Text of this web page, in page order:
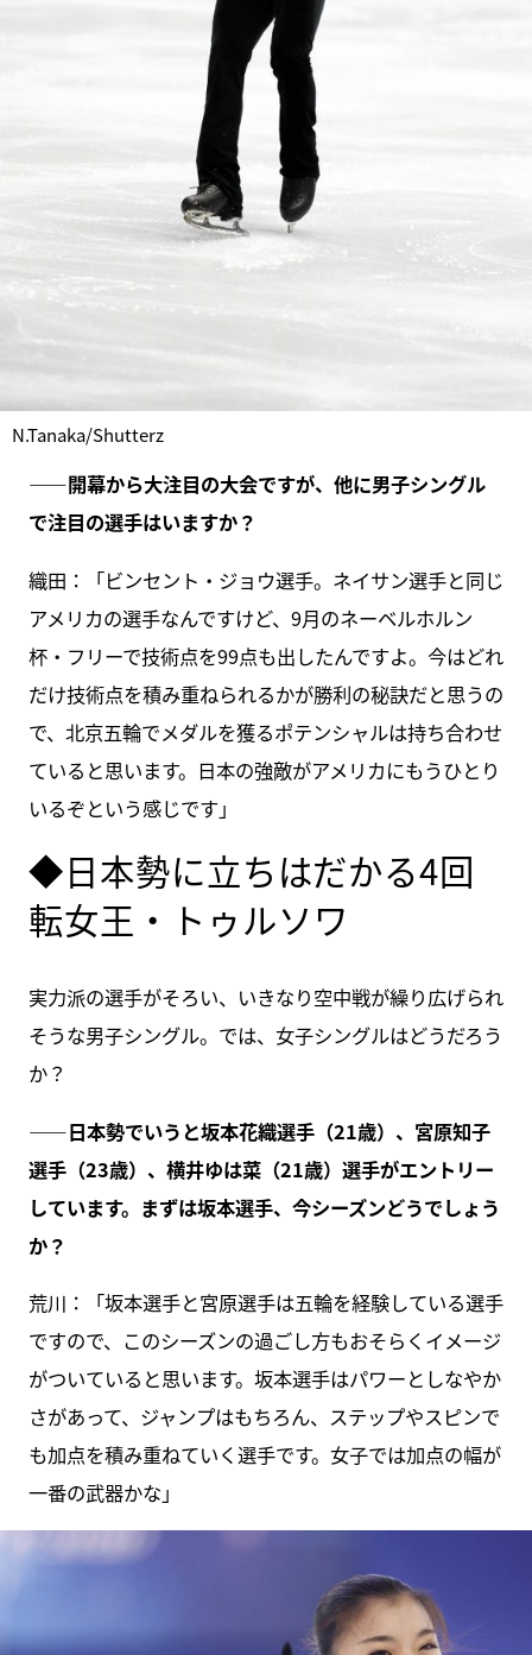
N.Tanaka/Shutterz
――開幕から大注目の大会ですが、他に男子シングル
で注目の選手はいますか？
織田：「ビンセント・ジョウ選手。ネイサン選手と同じ
アメリカの選手なんですけど、9月のネーベルホルン
杯・フリーで技術点を99点も出したんですよ。今はどれ
だけ技術点を積み重ねられるかが勝利の秘訣だと思うの
で、北京五輪でメダルを獲るポテンシャルは持ち合わせ
ていると思います。日本の強敵がアメリカにもうひとり
いるぞという感じです」
◆日本勢に立ちはだかる4回
転女王・トゥルソワ
実力派の選手がそろい、いきなり空中戦が繰り広げられ
そうな男子シングル。では、女子シングルはどうだろう
か？
――日本勢でいうと坂本花織選手（21歳）、宮原知子
選手（23歳）、横井ゆは菜（21歳）選手がエントリー
しています。まずは坂本選手、今シーズンどうでしょう
か？
荒川：「坂本選手と宮原選手は五輪を経験している選手
ですので、このシーズンの過ごし方もおそらくイメージ
がついていると思います。坂本選手はパワーとしなやか
さがあって、ジャンプはもちろん、ステップやスピンで
も加点を積み重ねていく選手です。女子では加点の幅が
一番の武器かな」